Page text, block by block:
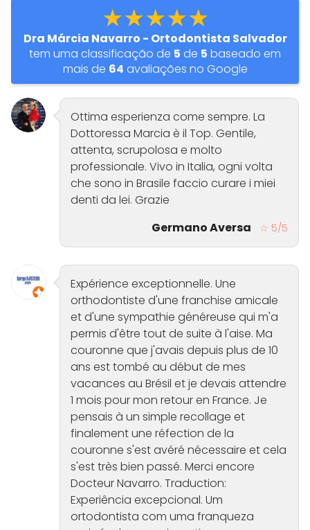
★★★★★
Dra Márcia Navarro - Ortodontista Salvador
tem uma classificação de 5 de 5 baseado em
mais de 64 avaliações no Google
Ottima esperienza come sempre. La
Dottoressa Marcia è il Top. Gentile,
attenta, scrupolosa e molto
professionale. Vivo in Italia, ogni volta
che sono in Brasile faccio curare i miei
denti da lei. Grazie
Germano Aversa
☆ 5/5
Expérience exceptionnelle. Une
orthodontiste d'une franchise amicale
et d'une sympathie généreuse qui m'a
permis d'être tout de suite à l'aise. Ma
couronne que j'avais depuis plus de 10
ans est tombé au début de mes
vacances au Brésil et je devais attendre
1 mois pour mon retour en France. Je
pensais à un simple recollage et
finalement une réfection de la
couronne s'est avéré nécessaire et cela
s'est très bien passé. Merci encore
Docteur Navarro. Traduction:
Experiência excepcional. Um
ortodontista com uma franqueza